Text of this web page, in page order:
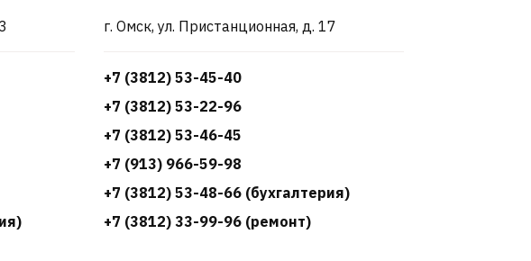
г. Омск, ул. Пристанционная, д. 17
+7 (3812) 53-45-40
+7 (3812) 53-22-96
+7 (3812) 53-46-45
+7 (913) 966-59-98
+7 (3812) 53-48-66 (бухгалтерия)
+7 (3812) 33-99-96 (ремонт)